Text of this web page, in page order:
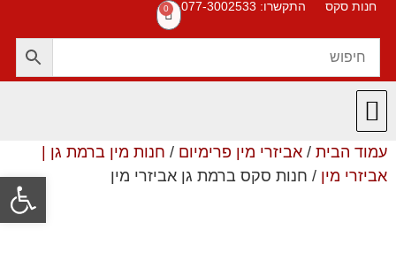
חנות סקס התקשרו: 077-3002533 0
עמוד הבית / אביזרי מין פרימיום / חנות מין ברמת גן |
אביזרי מין / חנות סקס ברמת גן אביזרי מין פתח